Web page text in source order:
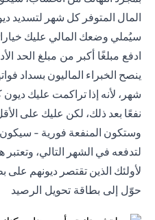
المال المتوفر كل شهر لتسديد
سيُملي وضعك المالي عليك
ادفع مبلغًا أكبر من مبلغ الحد
ينصح الخبراء الماليون بسداد
شهر، لأنه إذا تراكمت عليك
نفعًا بعد ذلك، لكن عليك على
وستكون المنفعة فورية - سيكون
لتدفعه في الشهر التالي،
لأولئك الذين تقتصر ديونهم على
حوّل إلى بطاقة تحويل الرصيد